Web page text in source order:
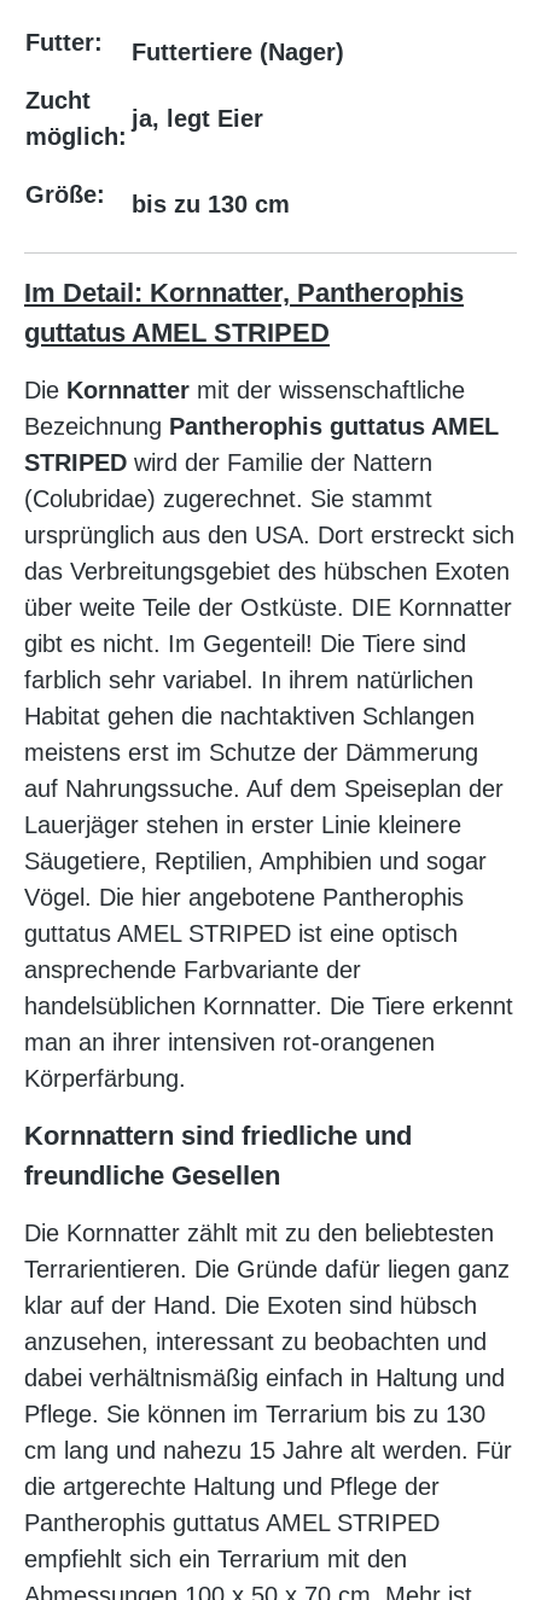
Futter:
Futtertiere (Nager)
Zucht
möglich:
ja, legt Eier
Größe: bis zu 130 cm
Im Detail: Kornnatter, Pantherophis
guttatus AMEL STRIPED
Die Kornnatter mit der wissenschaftliche
Bezeichnung Pantherophis guttatus AMEL
STRIPED wird der Familie der Nattern
(Colubridae) zugerechnet. Sie stammt
ursprünglich aus den USA. Dort erstreckt sich
das Verbreitungsgebiet des hübschen Exoten
über weite Teile der Ostküste. DIE Kornnatter
gibt es nicht. Im Gegenteil! Die Tiere sind
farblich sehr variabel. In ihrem natürlichen
Habitat gehen die nachtaktiven Schlangen
meistens erst im Schutze der Dämmerung
auf Nahrungssuche. Auf dem Speiseplan der
Lauerjäger stehen in erster Linie kleinere
Säugetiere, Reptilien, Amphibien und sogar
Vögel. Die hier angebotene Pantherophis
guttatus AMEL STRIPED ist eine optisch
ansprechende Farbvariante der
handelsüblichen Kornnatter. Die Tiere erkennt
man an ihrer intensiven rot-orangenen
Körperfärbung.
Kornnattern sind friedliche und
freundliche Gesellen
Die Kornnatter zählt mit zu den beliebtesten
Terrarientieren. Die Gründe dafür liegen ganz
klar auf der Hand. Die Exoten sind hübsch
anzusehen, interessant zu beobachten und
dabei verhältnismäßig einfach in Haltung und
Pflege. Sie können im Terrarium bis zu 130
cm lang und nahezu 15 Jahre alt werden. Für
die artgerechte Haltung und Pflege der
Pantherophis guttatus AMEL STRIPED
empfiehlt sich ein Terrarium mit den